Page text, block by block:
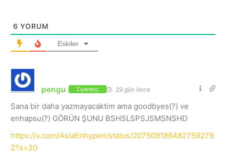
6 YORUM
Eskiler
pengu Ziyaretçi 29 gün önce
Sana bir daha yazmayacaktim ama goodbyes(?) ve
enhapsu(?) GÖRÜN ŞUNU BSHSLSPSJSMSNSHD
https://x.com/AsiaEnhypen/status/207509186482759279
2?s=20